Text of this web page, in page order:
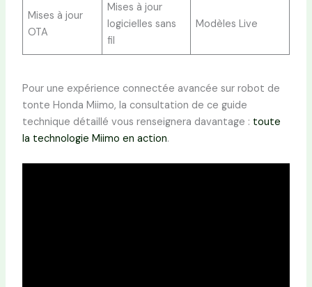
Mises à jour
OTA
Mises à jour
logicielles sans
fil
Modèles Live
Pour une expérience connectée avancée sur robot de
tonte Honda Miimo, la consultation de ce guide
technique détaillé vous renseignera davantage : toute
la technologie Miimo en action.